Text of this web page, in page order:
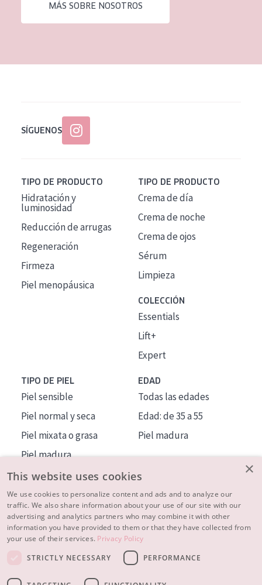
MÁS SOBRE NOSOTROS
SÍGUENOS
TIPO DE PRODUCTO
Hidratación y
luminosidad
Reducción de arrugas
Regeneración
Firmeza
Piel menopáusica
TIPO DE PRODUCTO
Crema de día
Crema de noche
Crema de ojos
Sérum
Limpieza
COLECCIÓN
Essentials
Lift+
Expert
TIPO DE PIEL
Piel sensible
Piel normal y seca
Piel mixata o grasa
Piel madura
Piel expuesta al sol
Piel menopáusica
EDAD
Todas las edades
Edad: de 35 a 55
Piel madura
MÁS SOBRE NOSOTROS
INSPIRACIÓN
CONTACTO
×
This website uses cookies
We use cookies to personalize content and ads and to analyze our
traffic. We also share information about your use of our site with our
advertising and analytics partners who may combine it with other
information you have provided to them or that they have collected from
your use of their services. Privacy Policy
STRICTLY NECESSARY
PERFORMANCE